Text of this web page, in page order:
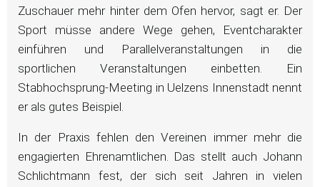
Zuschauer mehr hinter dem Ofen hervor, sagt er. Der
Sport müsse andere Wege gehen, Eventcharakter
einführen und Parallelveranstaltungen in die
sportlichen Veranstaltungen einbetten. Ein
Stabhochsprung-Meeting in Uelzens Innenstadt nennt
er als gutes Beispiel.
In der Praxis fehlen den Vereinen immer mehr die
engagierten Ehrenamtlichen. Das stellt auch Johann
Schlichtmann fest, der sich seit Jahren in vielen